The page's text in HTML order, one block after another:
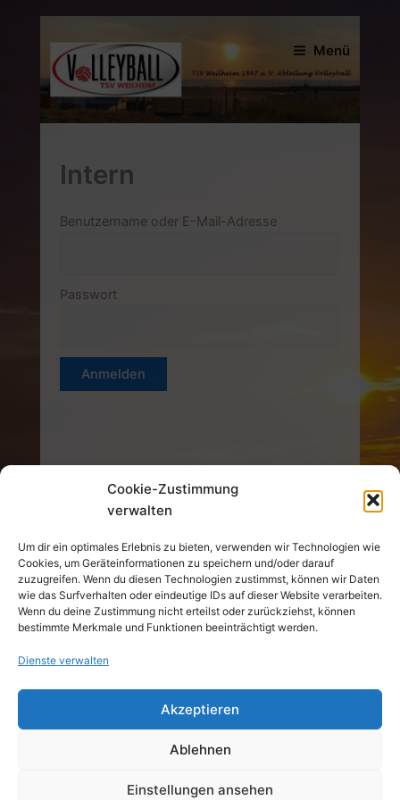
Cookie-Zustimmung
verwalten
Um dir ein optimales Erlebnis zu bieten, verwenden wir Technologien wie
Cookies, um Geräteinformationen zu speichern und/oder darauf
zuzugreifen. Wenn du diesen Technologien zustimmst, können wir Daten
wie das Surfverhalten oder eindeutige IDs auf dieser Website verarbeiten.
Wenn du deine Zustimmung nicht erteilst oder zurückziehst, können
bestimmte Merkmale und Funktionen beeinträchtigt werden.
Dienste verwalten
Akzeptieren
Ablehnen
Einstellungen ansehen
springen
Menü
Intern
Benutzername oder E-Mail-Adresse
Passwort
© 2026 TSV 1847 Weilheim e.V. Alle Rechte
vorbehalten.
Datenschutz